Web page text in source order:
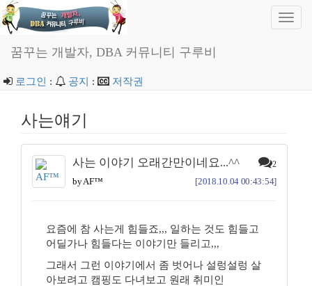
꿈꾸는 개발자, DBA 커뮤니티 구루비
로그인 : 공지 : 저작권
사는얘기
사는 이야기 오래간만이네요...^^ 2
by AF™ [2018.10.04 00:43:54]
요즘에 참 사는게 힘들죠,,, 일하는 것도 힘들고
어딜가나 힘들다는 이야기만 들리고,,,
그래서 그런 이야기에서 좀 벗어나 설렁설렁 살
아보려고 캠핑도 다녀보고 원래 취미인